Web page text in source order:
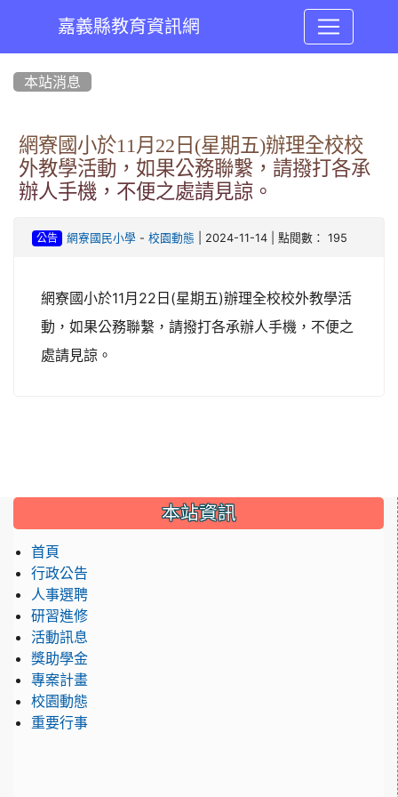
嘉義縣教育資訊網
本站消息
網寮國小於11月22日(星期五)辦理全校校
外教學活動，如果公務聯繫，請撥打各承
辦人手機，不便之處請見諒。
公告 網寮國民小學- 校園動態 | 2024-11-14 | 點閱數： 195
網寮國小於11月22日(星期五)辦理全校校外教學活
動，如果公務聯繫，請撥打各承辦人手機，不便之
處請見諒。
::: 本站資訊
首頁
行政公告
人事選聘
研習進修
活動訊息
獎助學金
專案計畫
校園動態
重要行事